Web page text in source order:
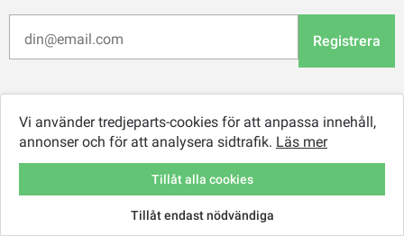
Registrera
© 2026 TCM Online Retail AB
Vi använder tredjeparts-cookies för att anpassa innehåll,
annonser och för att analysera sidtrafik. Läs mer
Tillåt endast nödvändiga
Tillåt alla cookies